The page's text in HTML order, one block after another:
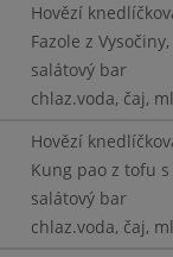
Hovězí
Fazole z
salátový bar
chlaz.voda, čaj,
Hovězí
Kung pao z tofu
salátový bar
chlaz.voda, čaj,